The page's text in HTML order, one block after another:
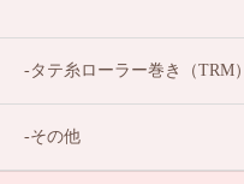
タテ糸ローラー巻き（TRM）
その他